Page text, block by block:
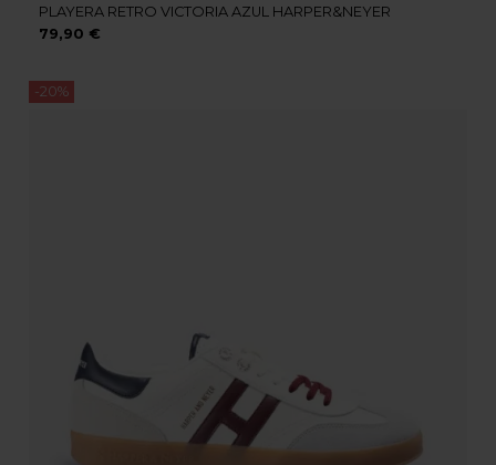
PLAYERA RETRO VICTORIA AZUL HARPER&NEYER
79,90 €
-20%